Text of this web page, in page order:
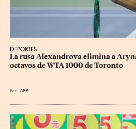
DEPORTES
La rusa Alexandrova elimina a
octavos de WTA 1000 de Toronto
Por AFP